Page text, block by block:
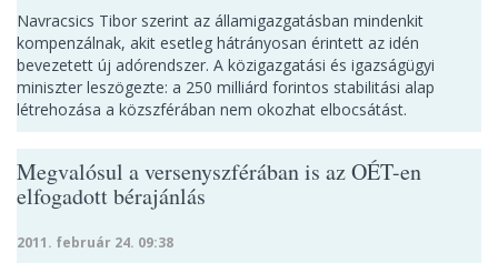
Navracsics Tibor szerint az államigazgatásban mindenkit
kompenzálnak, akit esetleg hátrányosan érintett az idén
bevezetett új adórendszer. A közigazgatási és igazságügyi
miniszter leszögezte: a 250 milliárd forintos stabilitási alap
létrehozása a közszférában nem okozhat elbocsátást.
Megvalósul a versenyszférában is az OÉT-en
elfogadott bérajánlás
2011. február 24. 09:38